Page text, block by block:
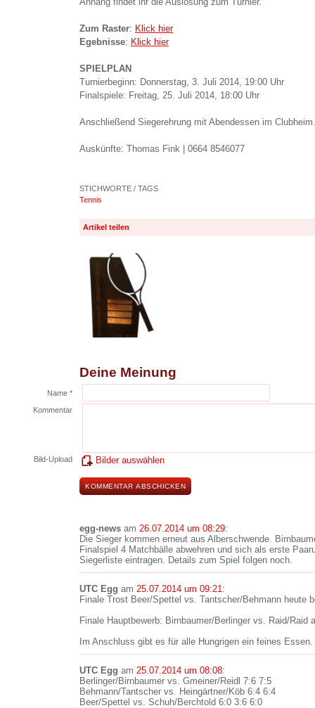
Zum Raster: Klick hier
Egebnisse: Klick hier
SPIELPLAN
Turnierbeginn: Donnerstag, 3. Juli 2014, 19:00 Uhr
Finalspiele: Freitag, 25. Juli 2014, 18:00 Uhr
Anschließend Siegerehrung mit Abendessen im Clubheim.
Auskünfte: Thomas Fink | 0664 8546077
STICHWORTE / TAGS
Tennis
Artikel teilen
Deine Meinung
Name *
Kommentar
Bild-Upload Bilder auswählen
egg-news am 26.07.2014 um 08:29:
Die Sieger kommen erneut aus Alberschwende.
Finalspiel 4 Matchbälle abwehren und sich als erste
Siegerliste eintragen. Details zum Spiel folgen noch.
UTC Egg am 25.07.2014 um 09:21:
Finale Trost Beer/Spettel vs. Tantscher/Behmann heute
Finale Hauptbewerb: Birnbaumer/Berlinger vs. Raid/Raid
Im Anschluss gibt es für alle Hungrigen ein feines Essen.
UTC Egg am 25.07.2014 um 08:08:
Berlinger/Birnbaumer vs. Gmeiner/Reidl 7:6 7:5
Behmann/Tantscher vs. Heingärtner/Köb 6:4 6:4
Beer/Spettel vs. Schuh/Berchtold 6:0 3:6 6:0